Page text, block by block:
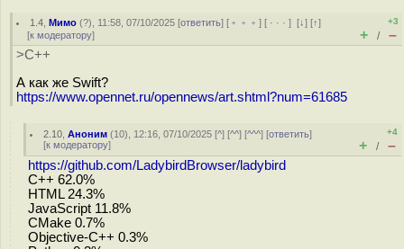
1.4 ,Мимо (?), 11:58, 07/10/2025 [ответить] [ ﹢﹢﹢] [ · · ·][↓] [↑]
[к модератору]
+3
+ / –
>C++
А как же Swift?
https://www.opennet.ru/opennews/art.shtml?num=61685
2.10 ,Аноним (10), 12:16, 07/10/2025 [^] [^^] [^^^] [ответить]
[к модератору]
+4
+ / –
https://github.com/LadybirdBrowser/ladybird
C++ 62.0%
HTML 24.3%
JavaScript 11.8%
CMake 0.7%
Objective-C++ 0.3%